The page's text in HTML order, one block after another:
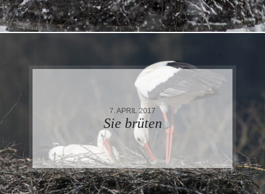
7. APRIL 2017
Sie brüten